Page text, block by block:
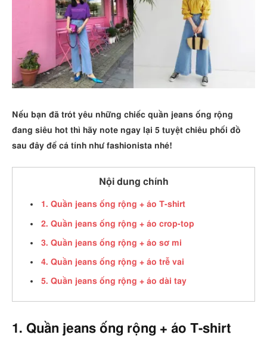
Nếu bạn đã trót yêu những chiếc quần jeans ống rộng
đang siêu hot thì hãy note ngay lại 5 tuyệt chiêu phối đồ
sau đây để cá tính như fashionista nhé!
Nội dung chính
1. Quần jeans ống rộng + áo T-shirt
2. Quần jeans ống rộng + áo crop-top
3. Quần jeans ống rộng + áo sơ mi
4. Quần jeans ống rộng + áo trễ vai
5. Quần jeans ống rộng + áo dài tay
1. Quần jeans ống rộng + áo T-shirt